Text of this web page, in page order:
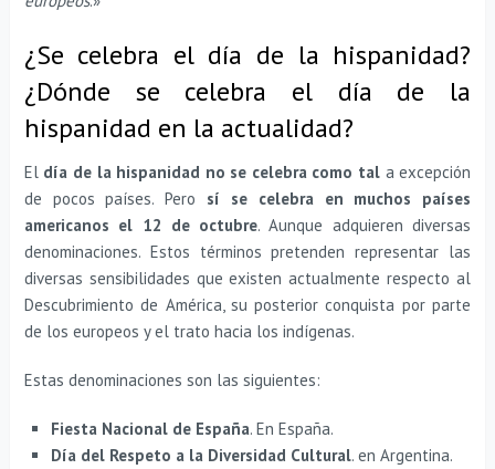
¿Se celebra el día de la hispanidad?
¿Dónde se celebra el día de la
hispanidad en la actualidad?
El día de la hispanidad no se celebra como tal a excepción
de pocos países. Pero sí se celebra en muchos países
americanos el 12 de octubre. Aunque adquieren diversas
denominaciones. Estos términos pretenden representar las
diversas sensibilidades que existen actualmente respecto al
Descubrimiento de América, su posterior conquista por parte
de los europeos y el trato hacia los indígenas.
Estas denominaciones son las siguientes:
Fiesta Nacional de España. En España.
Día del Respeto a la Diversidad Cultural. en Argentina.